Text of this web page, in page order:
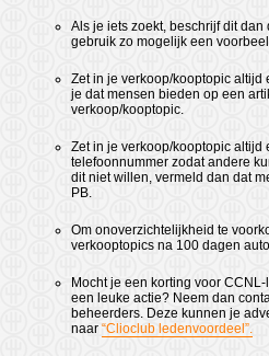
Als je iets zoekt, beschrijf dit
gebruik zo mogelijk een
Zet in je verkoop/kooptopic altijd
je dat mensen bieden op een
verkoop/kooptopic.
Zet in je verkoop/kooptopic altijd
telefoonnummer zodat andere
dit niet willen, vermeld dan dat
PB.
Om onoverzichtelijkheid te
verkooptopics na 100 dagen
Mocht je een korting voor
een leuke actie? Neem dan
beheerders. Deze kunnen je
naar “Clioclub ledenvoordeel”.